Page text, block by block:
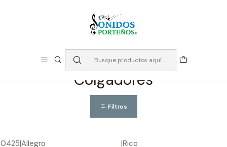
Instrumento de Viento
Accesorios Maderas
Colgadores
Filtros
|Allegro |Rico